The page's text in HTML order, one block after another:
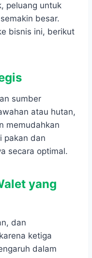
peluang untuk
besar.
bisnis ini, berikut
sumber
atau hutan,
memudahkan
pakan dan
secara optimal.
yang
dan
ketiga
dalam